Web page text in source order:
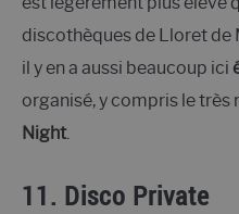
discothèques de Lloret de
il y en a aussi beaucoup ici
organisé, y compris le très
Night.
11. Disco Private